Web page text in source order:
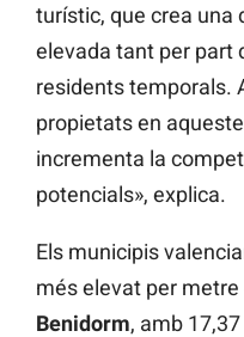
turístic, que crea una
elevada tant per part
residents temporals.
propietats en
incrementa la
potencials», explica.
Els municipis
més elevat per
Benidorm, amb